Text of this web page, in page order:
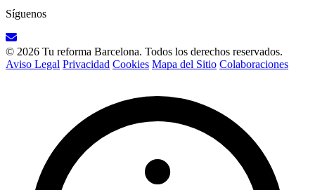
Síguenos
© 2026 Tu reforma Barcelona. Todos los derechos reservados.
Aviso Legal Privacidad Cookies Mapa del Sitio Colaboraciones